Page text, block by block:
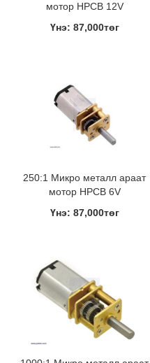
мотор HPCB 12V
Үнэ: 87,000төг
250:1 Микро металл араат
мотор HPCB 6V
Үнэ: 87,000төг